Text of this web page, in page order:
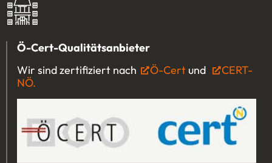
Ö-Cert-Qualitätsanbieter
Wir sind zertifiziert nach
Ö-Cert (Öffnet in einem
und
CERT-
NÖ.